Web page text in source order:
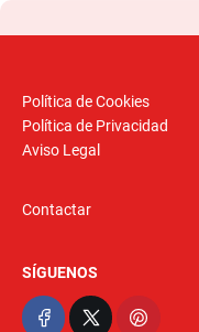
Política de Cookies
Política de Privacidad
Aviso Legal
Contactar
SÍGUENOS